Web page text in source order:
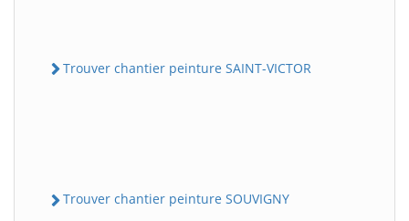
Trouver chantier peinture SAINT-VICTOR
Trouver chantier peinture SOUVIGNY